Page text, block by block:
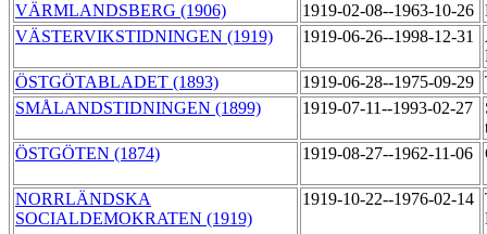
VÄRMLANDSBERG (1906)
1919-02-08--1963-10-26
VÄSTERVIKSTIDNINGEN (1919)
1919-06-26--1998-12-31
ÖSTGÖTABLADET (1893)
1919-06-28--1975-09-29
SMÅLANDSTIDNINGEN (1899)
1919-07-11--1993-02-27
ÖSTGÖTEN (1874)
1919-08-27--1962-11-06
NORRLÄNDSKA
SOCIALDEMOKRATEN (1919)
1919-10-22--1976-02-14